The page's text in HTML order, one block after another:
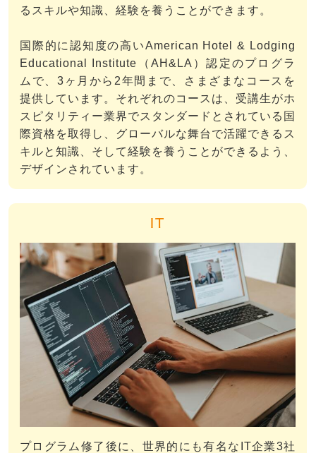
るスキルや知識、経験を養うことができます。
国際的に認知度の高いAmerican Hotel & Lodging
Educational Institute（AH&LA）認定のプログラ
ムで、3ヶ月から2年間まで、さまざまなコースを
提供しています。それぞれのコースは、受講生がホ
スピタリティー業界でスタンダードとされている国
際資格を取得し、グローバルな舞台で活躍できるス
キルと知識、そして経験を養うことができるよう、
デザインされています。
IT
プログラム修了後に、世界的にも有名なIT企業3社